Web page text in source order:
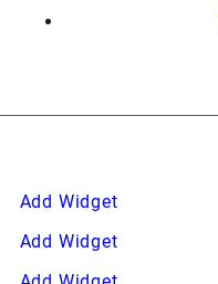
Add Widget
Add Widget